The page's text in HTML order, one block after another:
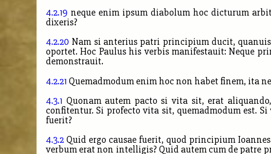
4.2.19 neque enim ipsum diabolum hoc dicturum
dixeris?
4.2.20 Nam si anterius patri principium ducit,
oportet. Hoc Paulus his verbis manifestauit: Neque
demonstrauit.
4.2.21 Quemadmodum enim hoc non habet finem, ita
4.3.1 Quonam autem pacto si vita sit, erat
confitentur. Si profecto vita sit, quemadmodum est.
fuerit?
4.3.2 Quid ergo causae fuerit, quod principium
verbum erat non intelligis? Quid autem cum de patre